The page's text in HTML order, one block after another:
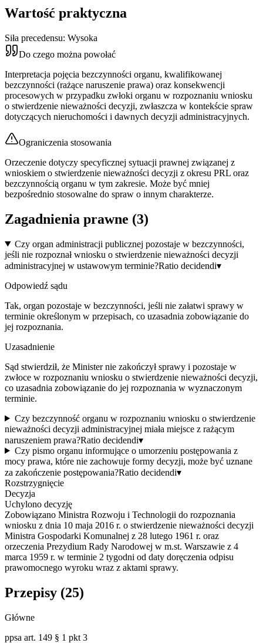
Wartość praktyczna
Siła precedensu: Wysoka
Do czego można powołać
Interpretacja pojęcia bezczynności organu, kwalifikowanej
bezczynności (rażące naruszenie prawa) oraz konsekwencji
procesowych w przypadku zwłoki organu w rozpoznaniu wniosku
o stwierdzenie nieważności decyzji, zwłaszcza w kontekście spraw
dotyczących nieruchomości i dawnych decyzji administracyjnych.
Ograniczenia stosowania
Orzeczenie dotyczy specyficznej sytuacji prawnej związanej z
wnioskiem o stwierdzenie nieważności decyzji z okresu PRL oraz
bezczynnością organu w tym zakresie. Może być mniej
bezpośrednio stosowalne do spraw o innym charakterze.
Zagadnienia prawne (3)
Czy organ administracji publicznej pozostaje w bezczynności,
jeśli nie rozpoznał wniosku o stwierdzenie nieważności decyzji
administracyjnej w ustawowym terminie?Ratio decidendi▾
Odpowiedź sądu
Tak, organ pozostaje w bezczynności, jeśli nie załatwi sprawy w
terminie określonym w przepisach, co uzasadnia zobowiązanie do
jej rozpoznania.
Uzasadnienie
Sąd stwierdził, że Minister nie zakończył sprawy i pozostaje w
zwłoce w rozpoznaniu wniosku o stwierdzenie nieważności decyzji,
co uzasadnia zobowiązanie do jej rozpoznania w wyznaczonym
terminie.
Czy bezczynność organu w rozpoznaniu wniosku o stwierdzenie
nieważności decyzji administracyjnej miała miejsce z rażącym
naruszeniem prawa?Ratio decidendi▾
Czy pismo organu informujące o umorzeniu postępowania z
mocy prawa, które nie zachowuje formy decyzji, może być uznane
za zakończenie postępowania?Ratio decidendi▾
Rozstrzygnięcie
Decyzja
Uchylono decyzję
Zobowiązano Ministra Rozwoju i Technologii do rozpoznania
wniosku z dnia 10 maja 2016 r. o stwierdzenie nieważności decyzji
Ministra Gospodarki Komunalnej z 28 lutego 1961 r. oraz
orzeczenia Prezydium Rady Narodowej w m.st. Warszawie z 4
marca 1959 r. w terminie 2 tygodni od daty doręczenia odpisu
prawomocnego wyroku wraz z aktami sprawy.
Przepisy (25)
Główne
ppsa art. 149 § 1 pkt 3